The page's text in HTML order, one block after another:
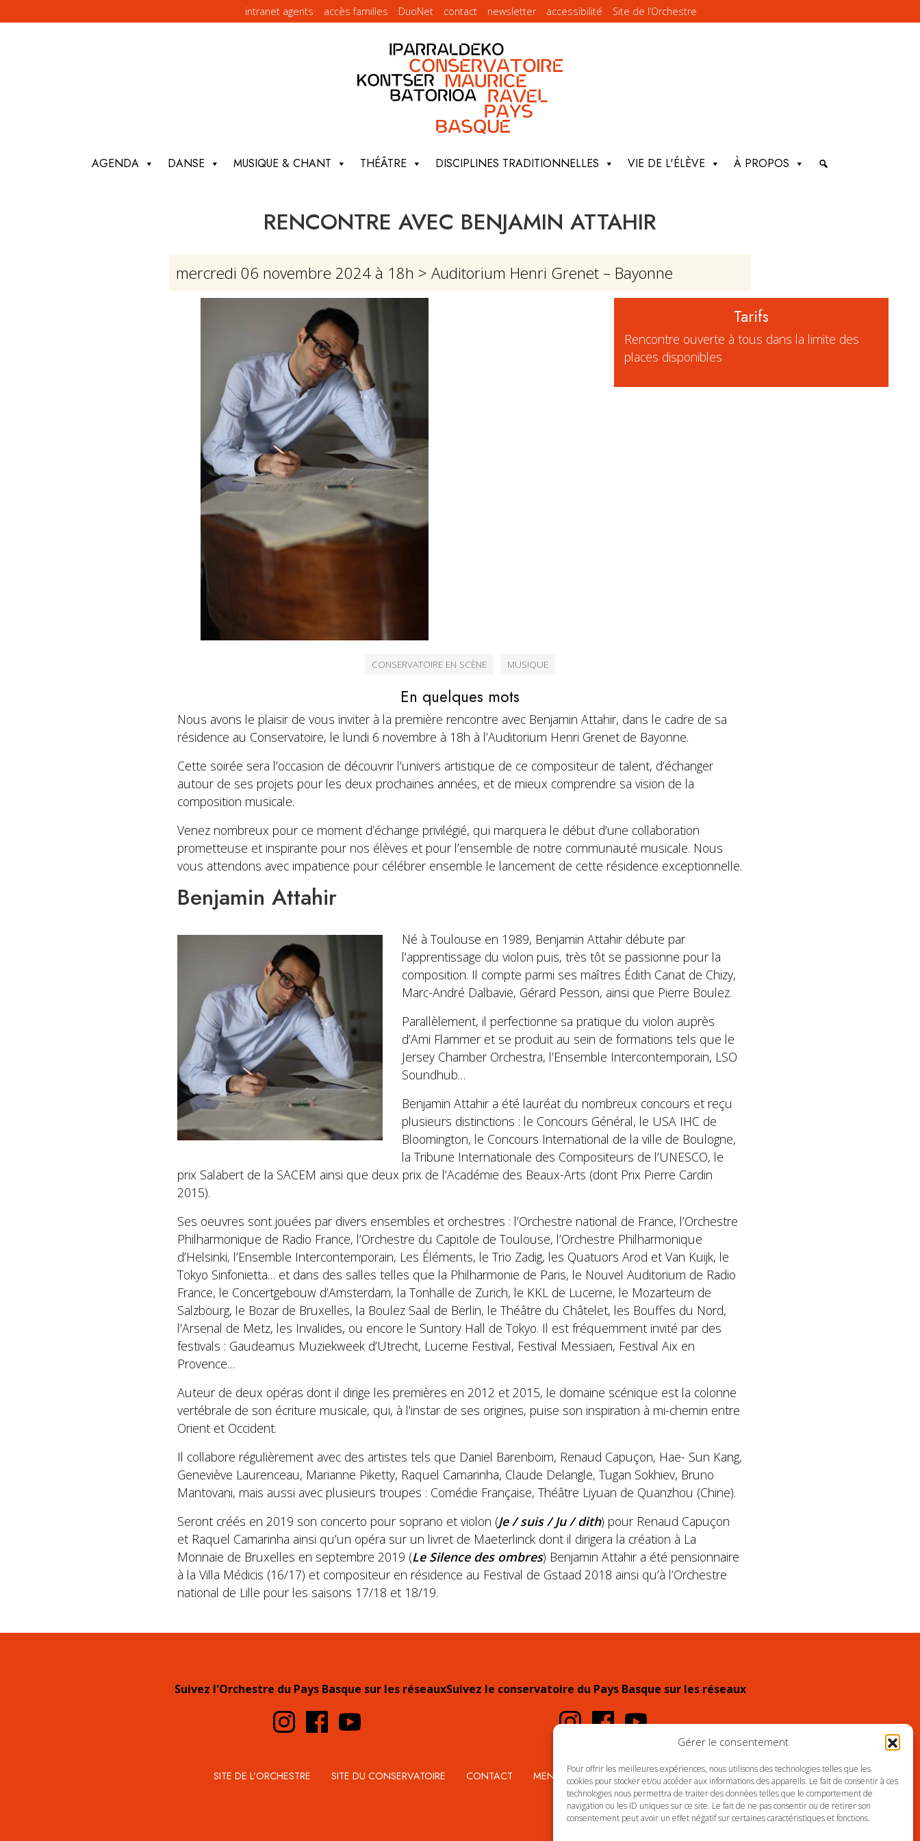
Gérer le consentement
Pour offrir les meilleures expériences, nous utilisons des technologies telles que les
cookies pour stocker et/ou accéder aux informations des appareils. Le fait de consentir à ces
technologies nous permettra de traiter des données telles que le comportement de
navigation ou les ID uniques sur ce site. Le fait de ne pas consentir ou de retirer son
consentement peut avoir un effet négatif sur certaines caractéristiques et fonctions.
intranet agents accès familles DuoNet contact newsletter accessibilité Site de l’Orchestre
AGENDA DANSE MUSIQUE & CHANT THÉÂTRE DISCIPLINES TRADITIONNELLES VIE DE L'ÉLÈVE À PROPOS
RENCONTRE AVEC BENJAMIN ATTAHIR
mercredi 06 novembre 2024 à 18h > Auditorium Henri Grenet – Bayonne
Tarifs
Rencontre ouverte à tous dans la limite des
places disponibles
CONSERVATOIRE EN SCÈNE MUSIQUE
En quelques mots
Nous avons le plaisir de vous inviter à la première rencontre avec Benjamin Attahir, dans le cadre de sa
résidence au Conservatoire, le lundi 6 novembre à 18h à l’Auditorium Henri Grenet de Bayonne.
Cette soirée sera l’occasion de découvrir l’univers artistique de ce compositeur de talent, d’échanger
autour de ses projets pour les deux prochaines années, et de mieux comprendre sa vision de la
composition musicale.
Venez nombreux pour ce moment d’échange privilégié, qui marquera le début d’une collaboration
prometteuse et inspirante pour nos élèves et pour l’ensemble de notre communauté musicale. Nous
vous attendons avec impatience pour célébrer ensemble le lancement de cette résidence exceptionnelle.
Benjamin Attahir
Né à Toulouse en 1989, Benjamin Attahir débute par
l’apprentissage du violon puis, très tôt se passionne pour la
composition. Il compte parmi ses maîtres Édith Canat de Chizy,
Marc-André Dalbavie, Gérard Pesson, ainsi que Pierre Boulez.
Parallèlement, il perfectionne sa pratique du violon auprès
d’Ami Flammer et se produit au sein de formations tels que le
Jersey Chamber Orchestra, l’Ensemble Intercontemporain, LSO
Soundhub…
Benjamin Attahir a été lauréat du nombreux concours et reçu
plusieurs distinctions : le Concours Général, le USA IHC de
Bloomington, le Concours International de la ville de Boulogne,
la Tribune Internationale des Compositeurs de l’UNESCO, le
prix Salabert de la SACEM ainsi que deux prix de l’Académie des Beaux-Arts (dont Prix Pierre Cardin
2015).
Ses oeuvres sont jouées par divers ensembles et orchestres : l’Orchestre national de France, l’Orchestre
Philharmonique de Radio France, l’Orchestre du Capitole de Toulouse, l’Orchestre Philharmonique
d’Helsinki, l’Ensemble Intercontemporain, Les Éléments, le Trio Zadig, les Quatuors Arod et Van Kuijk, le
Tokyo Sinfonietta… et dans des salles telles que la Philharmonie de Paris, le Nouvel Auditorium de Radio
France, le Concertgebouw d’Amsterdam, la Tonhalle de Zurich, le KKL de Lucerne, le Mozarteum de
Salzbourg, le Bozar de Bruxelles, la Boulez Saal de Berlin, le Théâtre du Châtelet, les Bouffes du Nord,
l’Arsenal de Metz, les Invalides, ou encore le Suntory Hall de Tokyo. Il est fréquemment invité par des
festivals : Gaudeamus Muziekweek d’Utrecht, Lucerne Festival, Festival Messiaen, Festival Aix en
Provence…
Auteur de deux opéras dont il dirige les premières en 2012 et 2015, le domaine scénique est la colonne
vertébrale de son écriture musicale, qui, à l’instar de ses origines, puise son inspiration à mi-chemin entre
Orient et Occident.
Il collabore régulièrement avec des artistes tels que Daniel Barenboim, Renaud Capuçon, Hae- Sun Kang,
Geneviève Laurenceau, Marianne Piketty, Raquel Camarinha, Claude Delangle, Tugan Sokhiev, Bruno
Mantovani, mais aussi avec plusieurs troupes : Comédie Française, Théâtre Liyuan de Quanzhou (Chine).
Seront créés en 2019 son concerto pour soprano et violon (Je / suis / Ju / dith) pour Renaud Capuçon
et Raquel Camarinha ainsi qu’un opéra sur un livret de Maeterlinck dont il dirigera la création à La
Monnaie de Bruxelles en septembre 2019 (Le Silence des ombres) Benjamin Attahir a été pensionnaire
à la Villa Médicis (16/17) et compositeur en résidence au Festival de Gstaad 2018 ainsi qu’à l’Orchestre
national de Lille pour les saisons 17/18 et 18/19.
Suivez l'Orchestre du Pays Basque sur les réseauxSuivez le conservatoire du Pays Basque sur les réseaux
SITE DE L’ORCHESTRE SITE DU CONSERVATOIRE CONTACT MENTIONS LÉGALES PLAN DU SITE